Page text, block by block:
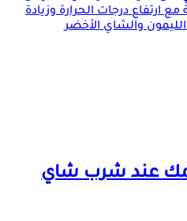
درجات الحرارة وزيادة
والشاي الأخضر
عند شرب شاي